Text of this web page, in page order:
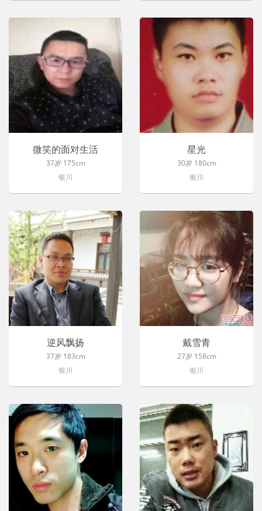
微笑的面对生活
37岁 175cm
银川
星光
30岁 180cm
银川
逆风飘扬
37岁 183cm
银川
戴雪青
27岁 158cm
银川